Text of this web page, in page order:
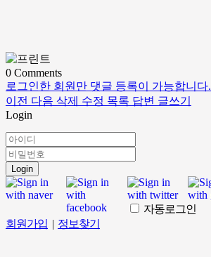
0 Comments
로그인한 회원만 댓글 등록이 가능합니다.
이전 다음 삭제 수정 목록 답변 글쓰기
Login
Login
자동로그인
회원가입 | 정보찾기